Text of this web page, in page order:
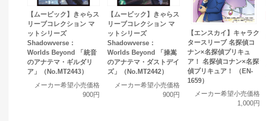
【ムービック】きゃらス
リーブコレクション マ
ットシリーズ
Shadowverse：
Worlds Beyond 「統音
のアナテマ・ギルダリ
ア」（No.MT2443）
メーカー希望小売価格
900円
【ムービック】きゃらス
リーブコレクション マ
ットシリーズ
Shadowverse：
Worlds Beyond 「操嵩
のアナテマ・ダストデイ
ズ」（No.MT2442）
メーカー希望小売価格
900円
【エンスカイ】キャラク
タースリーブ 名探偵コ
ナン×名探偵プリキュ
ア！ 名探偵コナン×名探
偵プリキュア！ （EN-
1659）
メーカー希望小売価格
1,000円